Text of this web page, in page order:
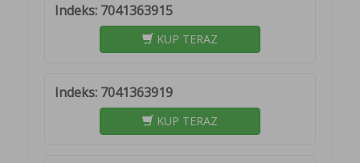
Indeks: 7041363915
KUP TERAZ
Indeks: 7041363919
KUP TERAZ